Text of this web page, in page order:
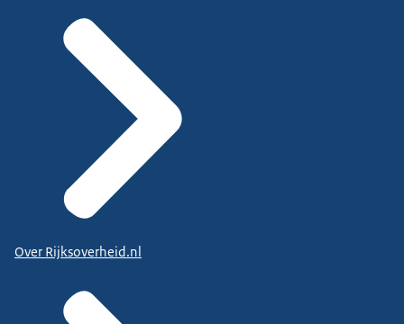
Over Rijksoverheid.nl